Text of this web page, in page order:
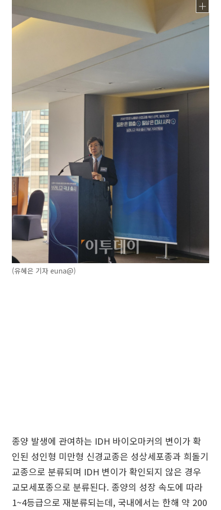
(유혜은 기자 euna@)
종양 발생에 관여하는 IDH 바이오마커의 변이가 확
인된 성인형 미만형 신경교종은 성상세포종과 희돌기
교종으로 분류되며 IDH 변이가 확인되지 않은 경우
교모세포종으로 분류된다. 종양의 성장 속도에 따라
1~4등급으로 재분류되는데, 국내에서는 한해 약 200